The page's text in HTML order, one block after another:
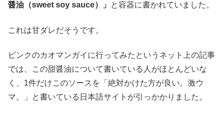
醤油（sweet soy sauce）」
と容器に書かれていました。
これは甘ダレだそうです。
ピンクのカオマンガイに行ってみたというネット上の記事
では、この甜醤油について書いている人がほとんどいな
く、1件だけこのソースを「絶対かけた方が良い。激ウ
マ。」と書いている日本語サイトが引っかかりました。